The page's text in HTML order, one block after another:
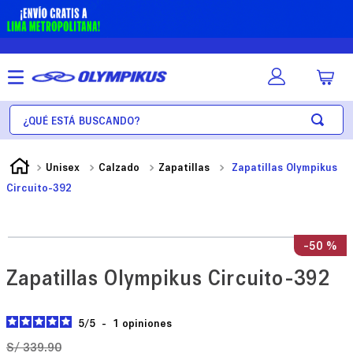
¿Qué está buscando?
Unisex Calzado Zapatillas
Zapatillas Olympikus
Circuito-392
-50 %
Zapatillas Olympikus Circuito-392
5/5 - 1 opiniones
S/ 339.90